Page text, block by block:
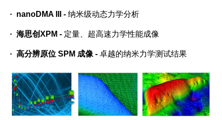
· nanoDMA III - 纳米级动态力学分析
· 海思创XPM - 定量、超高速力学性能成像
· 高分辨原位 SPM 成像 - 卓越的纳米力学测试结果